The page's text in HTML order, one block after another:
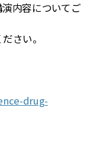
内容についてご
さい。
drug-